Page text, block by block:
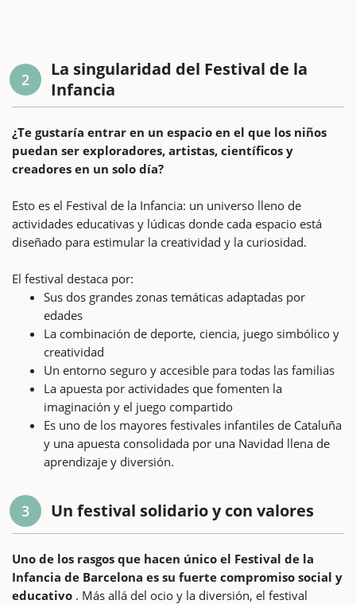
2
La singularidad del Festival de la
Infancia
¿Te gustaría entrar en un espacio en el que los niños
puedan ser exploradores, artistas, científicos y
creadores en un solo día?
Esto es el Festival de la Infancia: un universo lleno de
actividades educativas y lúdicas donde cada espacio está
diseñado para estimular la creatividad y la curiosidad.
El festival destaca por:
Sus dos grandes zonas temáticas adaptadas por
edades
La combinación de deporte, ciencia, juego simbólico y
creatividad
Un entorno seguro y accesible para todas las familias
La apuesta por actividades que fomenten la
imaginación y el juego compartido
Es uno de los mayores festivales infantiles de Cataluña
y una apuesta consolidada por una Navidad llena de
aprendizaje y diversión.
3 Un festival solidario y con valores
Uno de los rasgos que hacen único el Festival de la
Infancia de Barcelona es su fuerte compromiso social y
educativo . Más allá del ocio y la diversión, el festival